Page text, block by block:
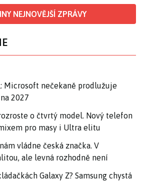
NEJNOVĚJŠÍ ZPRÁVY
Microsoft nečekaně prodlužuje
2027
rozroste o čtvrtý model. Nový telefon
pro masy i Ultra elitu
vládne česká značka. V
ale levná rozhodně není
Galaxy Z? Samsung chystá